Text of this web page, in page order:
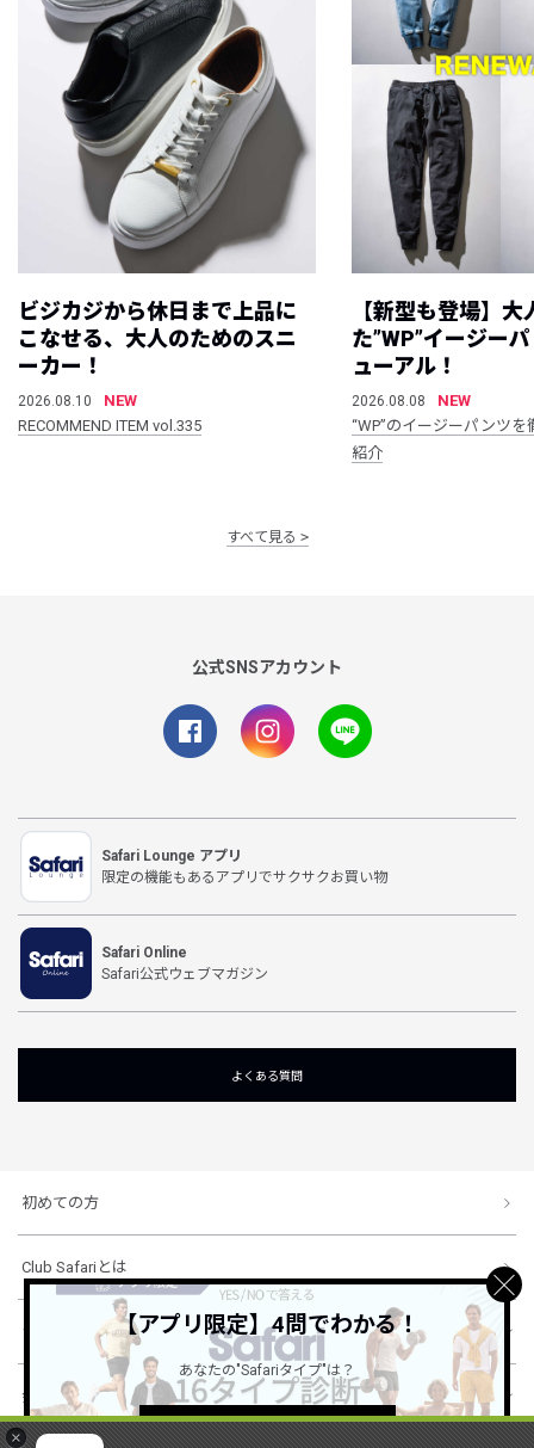
×
ビジカジから休日まで上品に
こなせる、大人のためのスニ
ーカー！
2026.08.10
NEW
RECOMMEND ITEM vol.335
【新型も登場】大
た”WP”イージー
ューアル！
2026.08.08
NEW
“WP”のイージーパンツ
紹介
すべて見る
公式SNSアカウント
Safari Lounge アプリ
限定の機能もあるアプリでサクサクお買い物
Safari Online
Safari公式ウェブマガジン
よくある質問
初めての方
Club Safariとは
ショッピングガイド
会社概要・規約
【アプリ限定】4問でわかる！
あなたの"Safariタイプ"は？
詳しくはこちら ＞